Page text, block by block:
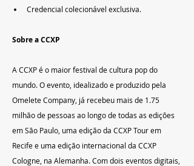
Credencial colecionável exclusiva.
Sobre a CCXP
A CCXP é o maior festival de cultura pop do
mundo. O evento, idealizado e produzido pela
Omelete Company, já recebeu mais de 1.75
milhão de pessoas ao longo de todas as edições
em São Paulo, uma edição da CCXP Tour em
Recife e uma edição internacional da CCXP
Cologne, na Alemanha. Com dois eventos digitais,